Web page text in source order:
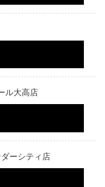
ル大高店
ーシティ店